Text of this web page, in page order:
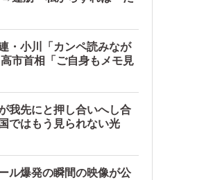
・小川「カンペ読みなが
市首相「ご自身もメモ見
我先にと押し合いへし合
ではもう見られない光
ル爆発の瞬間の映像が公